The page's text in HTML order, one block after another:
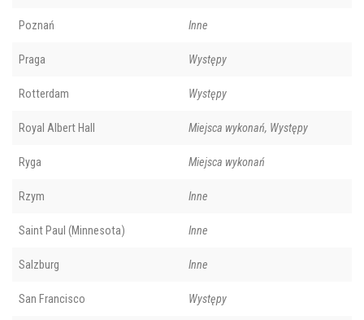
Poznań Inne
Praga Występy
Rotterdam Występy
Royal Albert Hall Miejsca wykonań, Występy
Ryga Miejsca wykonań
Rzym Inne
Saint Paul (Minnesota) Inne
Salzburg Inne
San Francisco Występy